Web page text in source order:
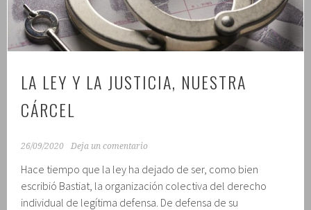
LA LEY Y LA JUSTICIA, NUESTRA
CÁRCEL
26/09/2020 Deja un comentario
Hace tiempo que la ley ha dejado de ser, como bien
escribió Bastiat, la organización colectiva del derecho
individual de legítima defensa. De defensa de su